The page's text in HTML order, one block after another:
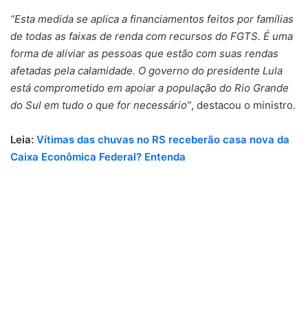
“Esta medida se aplica a financiamentos feitos por famílias
de todas as faixas de renda com recursos do FGTS. É uma
forma de aliviar as pessoas que estão com suas rendas
afetadas pela calamidade. O governo do presidente Lula
está comprometido em apoiar a população do Rio Grande
do Sul em tudo o que for necessário”, destacou o ministro.
Leia: Vítimas das chuvas no RS receberão casa nova da
Caixa Econômica Federal? Entenda